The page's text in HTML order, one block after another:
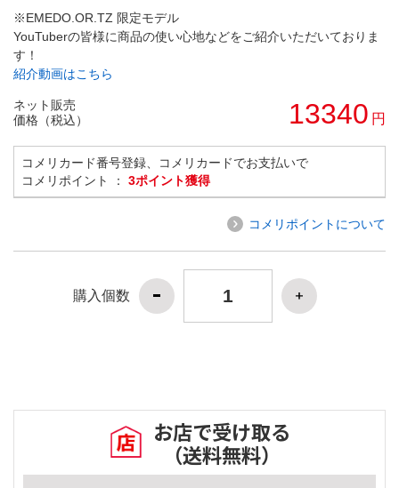
※EMEDO.OR.TZ 限定モデル
YouTuberの皆様に商品の使い心地などをご紹介いただいておりま
す！
紹介動画はこちら
ネット販売
価格（税込）
13340 円
コメリカード番号登録、コメリカードでお支払いで
コメリポイント ： 3ポイント獲得
コメリポイントについて
購入個数
お店で受け取る
（送料無料）